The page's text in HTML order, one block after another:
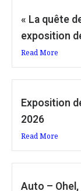
« La quête
exposition
Read More
Exposition
2026
Read More
Auto –